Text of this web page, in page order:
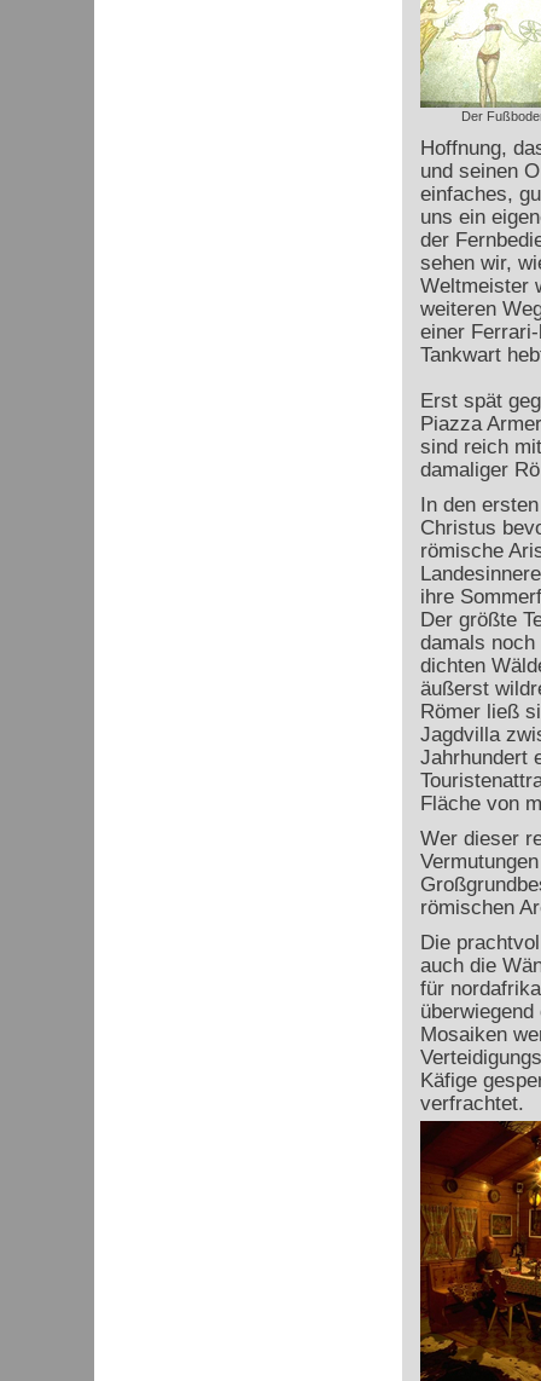
Der
Hoffnung,
und seinen
einfaches,
uns ein
der
sehen wir,
Weltmeister
weiteren
einer
Tankwart
Erst spät
Piazza
sind reich
damaliger
In den
Christus
römische
ihre
Der größte
damals noch
dichten
äußerst
Römer ließ
Jagdvilla
Jahrhundert
Fläche von
Wer dieser
römischen
Die
auch die
für
Mosaiken
Käfige
verfrachtet.